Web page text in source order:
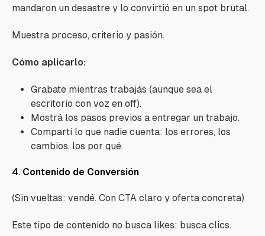
mandaron un desastre y lo convirtió en un spot brutal.
Muestra proceso, criterio y pasión.
Cómo aplicarlo:
Grabate mientras trabajás (aunque sea el
escritorio con voz en off).
Mostrá los pasos previos a entregar un trabajo.
Compartí lo que nadie cuenta: los errores, los
cambios, los por qué.
4. Contenido de Conversión
(Sin vueltas: vendé. Con CTA claro y oferta concreta)
Este tipo de contenido no busca likes: busca clics.